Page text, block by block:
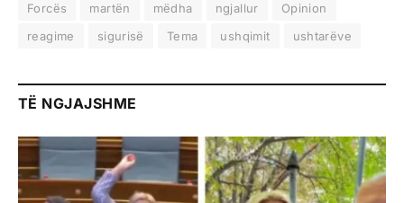
Forcës martën mëdha ngjallur
Opinion
reagime
sigurisë Tema ushqimit ushtarëve
TË NGJAJSHME